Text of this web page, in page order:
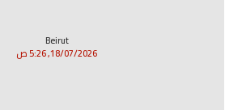
Beirut
18/07/2026, 5:26 ص